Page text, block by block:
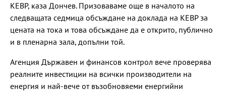
КЕВР, каза Дончев. Призоваваме още в началото на
следващата седмица обсъждане на доклада на КЕВР за
цената на тока и това обсъждане да е открито, публично
и в пленарна зала, допълни той.
Агенция Държавен и финансов контрол вече проверява
реалните инвестиции на всички производители на
енергия и най-вече от възобновяеми енергийни